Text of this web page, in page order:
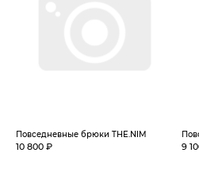
Повседневные брюки THE.NIM
10 800 ₽ 9